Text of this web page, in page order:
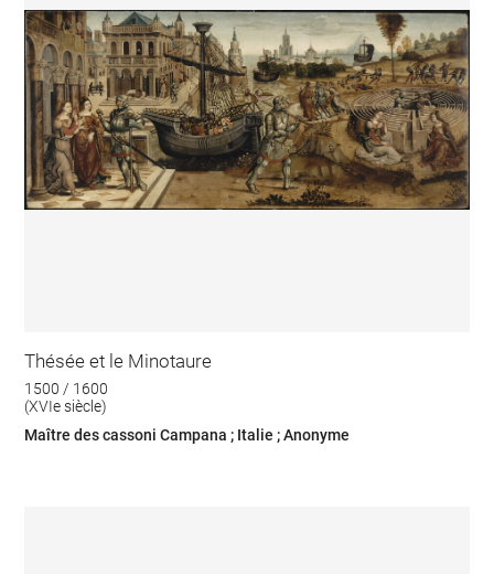
Thésée et le Minotaure
1500 / 1600
(XVIe siècle)
Maître des cassoni Campana ; Italie ; Anonyme